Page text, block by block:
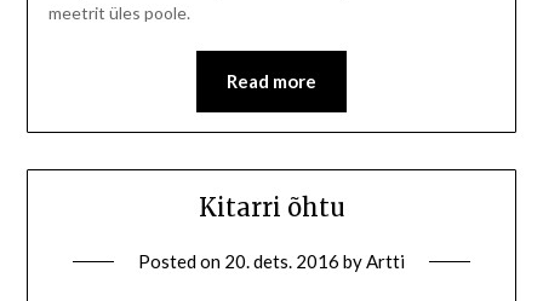
meetrit üles poole.
Read more
Kitarri õhtu
Posted on 20. dets. 2016 byArtti